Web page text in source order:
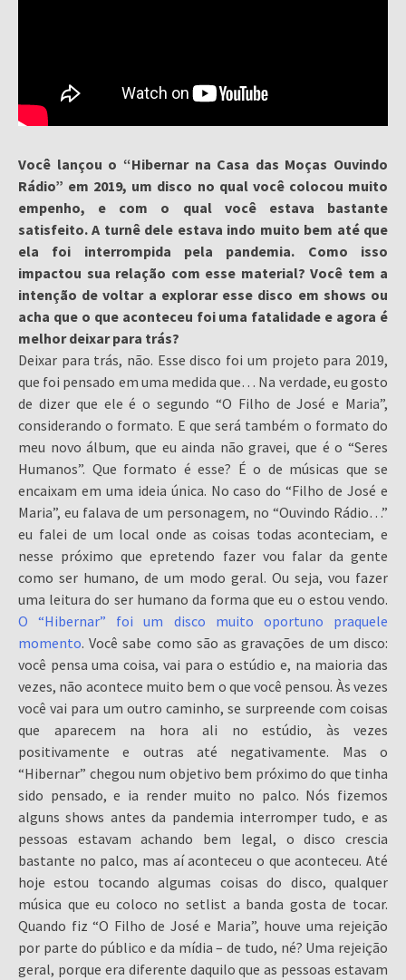
Você lançou o “Hibernar na Casa das Moças Ouvindo
Rádio” em 2019, um disco no qual você colocou muito
empenho, e com o qual você estava bastante
satisfeito. A turnê dele estava indo muito bem até que
ela foi interrompida pela pandemia. Como isso
impactou sua relação com esse material? Você tem a
intenção de voltar a explorar esse disco em shows ou
acha que o que aconteceu foi uma fatalidade e agora é
melhor deixar para trás?
Deixar para trás, não. Esse disco foi um projeto para 2019,
que foi pensado em uma medida que… Na verdade, eu gosto
de dizer que ele é o segundo “O Filho de José e Maria”,
considerando o formato. E que será também o formato do
meu novo álbum, que eu ainda não gravei, que é o “Seres
Humanos”. Que formato é esse? É o de músicas que se
encaixam em uma ideia única. No caso do “Filho de José e
Maria”, eu falava de um personagem, no “Ouvindo Rádio…”
eu falei de um local onde as coisas todas aconteciam, e
nesse próximo que epretendo fazer vou falar da gente
como ser humano, de um modo geral. Ou seja, vou fazer
uma leitura do ser humano da forma que eu o estou vendo.
O “Hibernar” foi um disco muito oportuno praquele
momento. Você sabe como são as gravações de um disco:
você pensa uma coisa, vai para o estúdio e, na maioria das
vezes, não acontece muito bem o que você pensou. Às vezes
você vai para um outro caminho, se surpreende com coisas
que aparecem na hora ali no estúdio, às vezes
positivamente e outras até negativamente. Mas o
“Hibernar” chegou num objetivo bem próximo do que tinha
sido pensado, e ia render muito no palco. Nós fizemos
alguns shows antes da pandemia interromper tudo, e as
pessoas estavam achando bem legal, o disco crescia
bastante no palco, mas aí aconteceu o que aconteceu. Até
hoje estou tocando algumas coisas do disco, qualquer
música que eu coloco no setlist a banda gosta de tocar.
Quando fiz “O Filho de José e Maria”, houve uma rejeição
por parte do público e da mídia – de tudo, né? Uma rejeição
geral, porque era diferente daquilo que as pessoas estavam